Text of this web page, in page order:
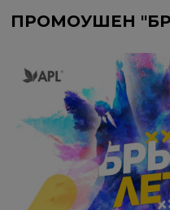
ПРОМОУШЕН